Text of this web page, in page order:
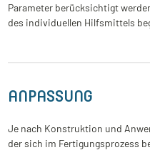
Parameter berücksichtigt
des individuellen Hilfsmittels
ANPASSUNG
Je nach Konstruktion und
der sich im Fertigungsprozess